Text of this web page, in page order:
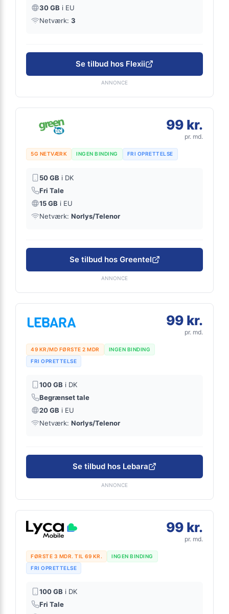
30 GB i EU
Netværk: 3
Se tilbud hos Flexii
ANNONCE
99 kr.
pr. md.
5G NETVÆRK INGEN BINDING FRI OPRETTELSE
50 GB i DK
Fri Tale
15 GB i EU
Netværk: Norlys/Telenor
Se tilbud hos Greentel
ANNONCE
99 kr.
pr. md.
49 KR/MD FØRSTE 2 MDR
INGEN BINDING
FRI OPRETTELSE
100 GB i DK
Begrænset tale
20 GB i EU
Netværk: Norlys/Telenor
Se tilbud hos Lebara
ANNONCE
99 kr.
pr. md.
FØRSTE 3 MDR. TIL 69 KR.
INGEN BINDING
FRI OPRETTELSE
100 GB i DK
Fri Tale